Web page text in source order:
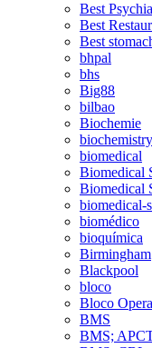
Best
Best
Best
bhpal
bhs
Big88
bilbao
Biochemie
biochemistry
biomedical
Biomedical
Biomedical
biomedical-
biomédico
bioquímica
Birmingham
Blackpool
bloco
Bloco
BMS
BMS;